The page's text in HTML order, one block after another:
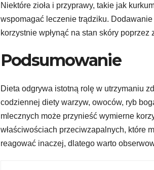
Niektóre zioła i przyprawy, takie jak
wspomagać leczenie trądziku.
korzystnie wpłynąć na stan skóry
Podsumowanie
Dieta odgrywa istotną rolę w utrzymaniu
codziennej diety warzyw, owoców, ryb
mlecznych może przynieść wymierne
właściwościach przeciwzapalnych, które
reagować inaczej, dlatego warto